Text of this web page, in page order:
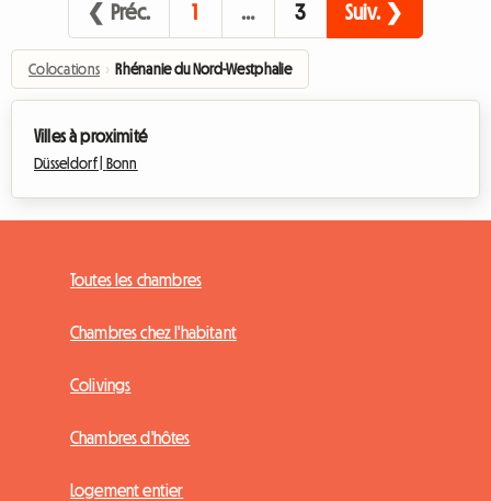
❮ Préc. 1 … 3 Suiv. ❯
Colocations › Rhénanie du Nord-Westphalie
Villes à proximité
Düsseldorf | Bonn
Toutes les chambres
Chambres chez l'habitant
Colivings
Chambres d'hôtes
Logement entier